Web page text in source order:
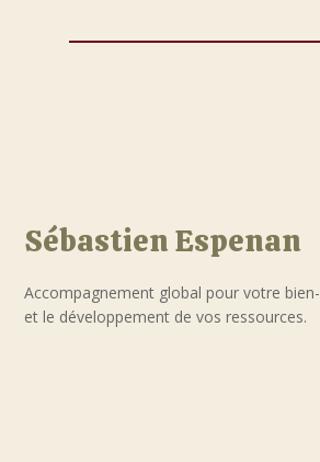
Sébastien Espenan
Accompagnement global pour votre
et le développement de vos ressources.